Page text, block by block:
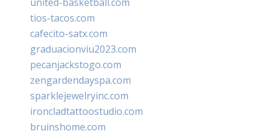
tios-tacos.com
cafecito-satx.com
graduacionviu2023.com
pecanjackstogo.com
zengardendayspa.com
sparklejewelryinc.com
ironcladtattoostudio.com
bruinshome.com